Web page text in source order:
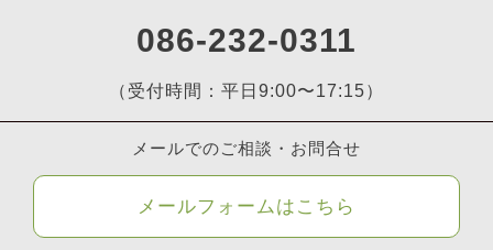
086-232-0311
（受付時間：平日9:00〜17:15）
メールでのご相談・お問合せ
メールフォームはこちら